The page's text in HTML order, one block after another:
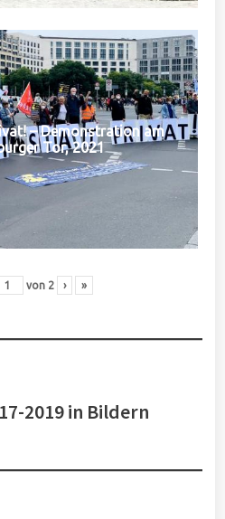
– Demonstration am
Tor, 2021
von 2 › »
2019 in Bildern